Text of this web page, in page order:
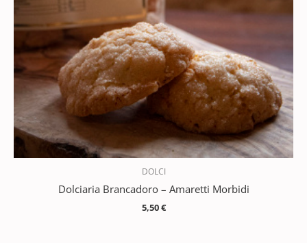
DOLCI
Dolciaria Brancadoro – Amaretti Morbidi
5,50€